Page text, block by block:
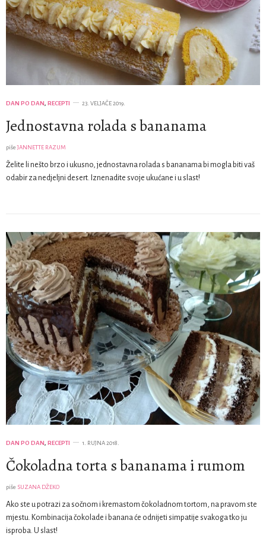
DAN PO DAN, RECEPTI 23. VELJAČE 2019.
Jednostavna rolada s bananama
piše JANNETTE RAZUM
Želite li nešto brzo i ukusno, jednostavna rolada s bananama bi mogla biti vaš
odabir za nedjeljni desert. Iznenadite svoje ukućane i u slast!
DAN PO DAN, RECEPTI 1. RUJNA 2018.
Čokoladna torta s bananama i rumom
piše SUZANA DŽEKO
Ako ste u potrazi za sočnom i kremastom čokoladnom tortom, na pravom ste
mjestu. Kombinacija čokolade i banana će odnijeti simpatije svakoga tko ju
isproba. U slast!